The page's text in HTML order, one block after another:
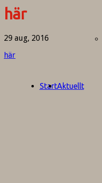
StartAktuellt
här
29 aug, 2016
här